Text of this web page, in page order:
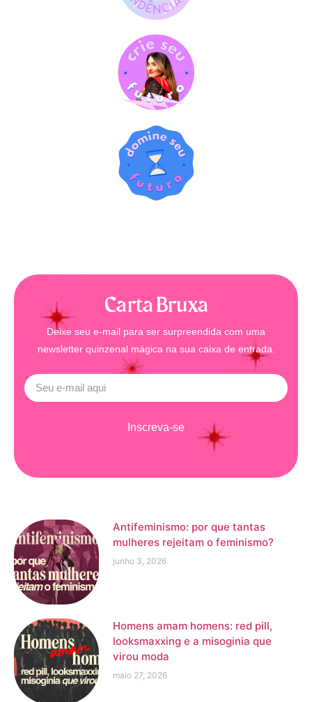
Carta Bruxa
Deixe seu e-mail para ser surpreendida com uma
newsletter quinzenal mágica na sua caixa de entrada.
Inscreva-se
Antifeminismo: por que tantas
mulheres rejeitam o feminismo?
junho 3, 2026
Homens amam homens: red pill,
looksmaxxing e a misoginia que
virou moda
maio 27, 2026